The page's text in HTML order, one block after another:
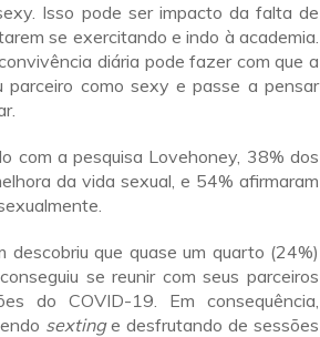
Isso pode ser impacto da falta de
se exercitando e indo à academia.
diária pode fazer com que a
parceiro como sexy e passe a pensar
com a pesquisa Lovehoney, 38% dos
da vida sexual, e 54% afirmaram
descobriu que quase um quarto (24%)
se reunir com seus parceiros
do COVID-19. Em consequência,
sextinge desfrutando de sessões